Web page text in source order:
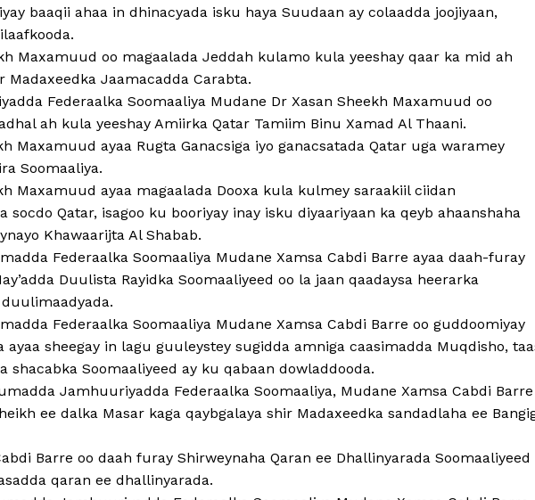
baaqii ahaa in dhinacyada isku haya Suudaan ay colaadda joojiyaan,
Maxamuud oo magaalada Jeddah kulamo kula yeeshay qaar ka mid ah
Madaxeedka Jaamacadda Carabta.
Federaalka Soomaaliya Mudane Dr Xasan Sheekh Maxamuud oo
ah kula yeeshay Amiirka Qatar Tamiim Binu Xamad Al Thaani.
Maxamuud ayaa Rugta Ganacsiga iyo ganacsatada Qatar uga waramey
Soomaaliya.
Maxamuud ayaa magaalada Dooxa kula kulmey saraakiil ciidan
socdo Qatar, isagoo ku booriyay inay isku diyaariyaan ka qeyb ahaanshaha
Khawaarijta Al Shabab.
Federaalka Soomaaliya Mudane Xamsa Cabdi Barre ayaa daah-furay
Duulista Rayidka Soomaaliyeed oo la jaan qaadaysa heerarka
duulimaadyada.
Federaalka Soomaaliya Mudane Xamsa Cabdi Barre oo guddoomiyay
ayaa sheegay in lagu guuleystey sugidda amniga caasimadda Muqdisho,
shacabka Soomaaliyeed ay ku qabaan dowladdooda.
Jamhuuriyadda Federaalka Soomaaliya, Mudane Xamsa Cabdi Barre
ee dalka Masar kaga qaybgalaya shir Madaxeedka sandadlaha ee
Barre oo daah furay Shirweynaha Qaran ee Dhallinyarada Soomaaliyeed
qaran ee dhallinyarada.